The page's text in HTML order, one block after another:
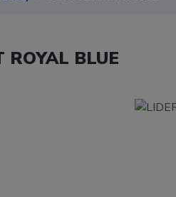
ROYAL BLUE